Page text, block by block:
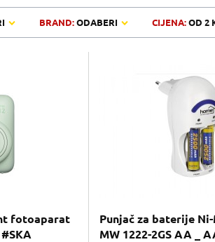
BRAND:ODABERI CIJENA:OD 2
fotoaparat
Punjač za baterije Ni-
MW 1222-2GS AA _